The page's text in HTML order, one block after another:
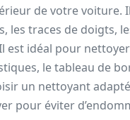
de votre voiture.
les traces de doigts,
est idéal pour nettoyer
le tableau de
un nettoyant
pour éviter